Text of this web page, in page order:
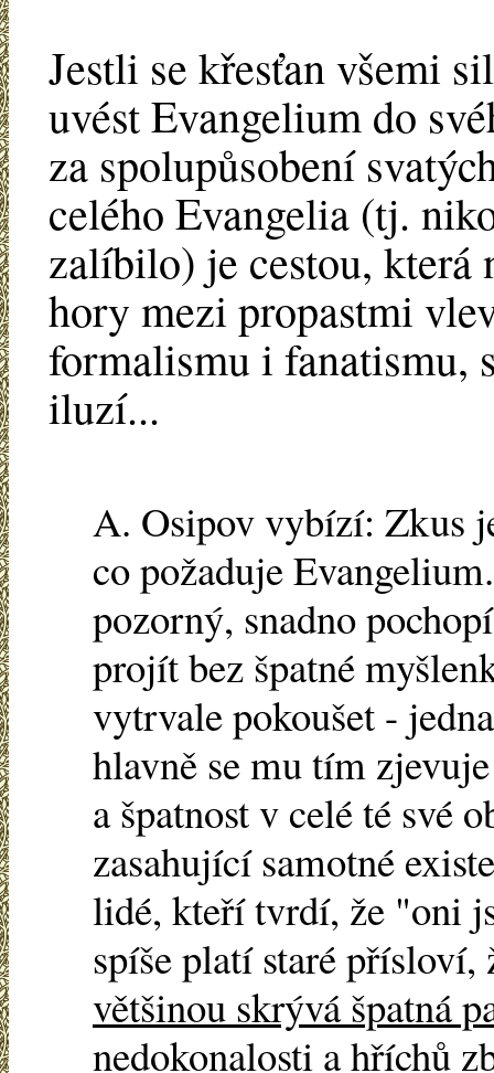
Jestli se křesťan všemi
uvést Evangelium do
za spolupůsobení
celého Evangelia (tj.
zalíbilo) je cestou, která
hory mezi propastmi
formalismu i fanatismu,
iluzí...
A. Osipov vybízí: Zkus
co požaduje
pozorný, snadno
projít bez špatné
vytrvale pokoušet -
hlavně se mu tím
a špatnost v celé té své
zasahující samotné
lidé, kteří tvrdí, že "oni
spíše platí staré přísloví,
většinou skrývá špatná
nedokonalosti a hříchů